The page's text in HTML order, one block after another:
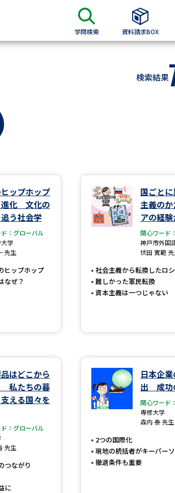
学問検索 資料請求BOX
求
＆願書
請求
請求
留学・進学関連、塾・予備校
請求
内」の請求
高等学校卒業程度認定試験
員資格認定試験
べる
・グローバルに強い大学特集
待生制度特集
ページ（高3生用）
用）
検索結果
ップホップ
進化 文化の
う社会学
：グローバル
学
先生
ヒップホップ
なぜ？
国ごと
主義の
アの経
関心ワード
神戸市外国
伏田 寛範
社会主義から転換したロ
難しかった軍民転換
資本主義は一つじゃない
はどこから
私たちの暮
える国々を
：グローバル
先生
つながり
に
日本企
出 成功
関心ワード
専修大学
森内 泰 先生
2つの国際化
現地の統括者がキーパー
撤退条件も重要